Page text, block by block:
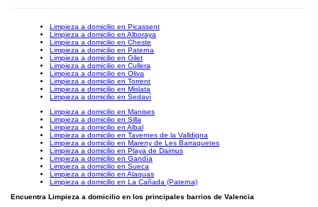
Limpieza a domicilio en Picassent
Limpieza a domicilio en Alboraya
Limpieza a domicilio en Cheste
Limpieza a domicilio en Paterna
Limpieza a domicilio en Gilet
Limpieza a domicilio en Cullera
Limpieza a domicilio en Oliva
Limpieza a domicilio en Torrent
Limpieza a domicilio en Mislata
Limpieza a domicilio en Sedaví
Limpieza a domicilio en Manises
Limpieza a domicilio en Silla
Limpieza a domicilio en Albal
Limpieza a domicilio en Tavernes de la Valldigna
Limpieza a domicilio en Mareny de Les Barraquetes
Limpieza a domicilio en Playa de Daimus
Limpieza a domicilio en Gandía
Limpieza a domicilio en Sueca
Limpieza a domicilio en Alaquas
Limpieza a domicilio en La Cañada (Paterna)
Encuentra Limpieza a domicilio en los principales barrios de Valencia